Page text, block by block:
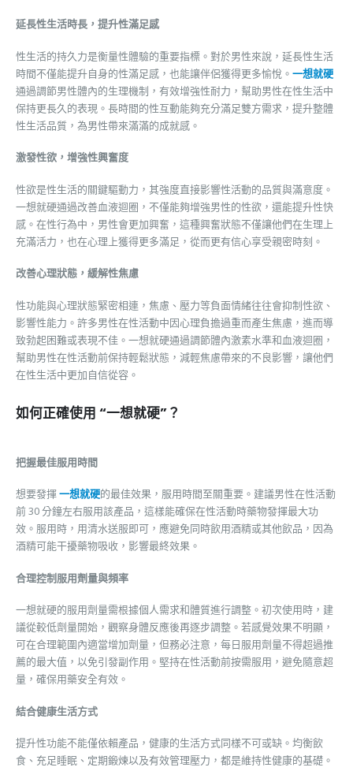
延長性生活時長，提升性滿足感
性生活的持久力是衡量性體驗的重要指標。對於男性來說，延長性生活
時間不僅能提升自身的性滿足感，也能讓伴侶獲得更多愉悅。 一想就硬
通過調節男性體內的生理機制，有效增強性耐力，幫助男性在性生活中
保持更長久的表現。長時間的性互動能夠充分滿足雙方需求，提升整體
性生活品質，為男性帶來滿滿的成就感。
激發性欲，增強性興奮度
性欲是性生活的關鍵驅動力，其強度直接影響性活動的品質與滿意度。
一想就硬通過改善血液迴圈，不僅能夠增強男性的性欲，還能提升性快
感。在性行為中，男性會更加興奮，這種興奮狀態不僅讓他們在生理上
充滿活力，也在心理上獲得更多滿足，從而更有信心享受親密時刻。
改善心理狀態，緩解性焦慮
性功能與心理狀態緊密相連，焦慮、壓力等負面情緒往往會抑制性欲、
影響性能力。許多男性在性活動中因心理負擔過重而產生焦慮，進而導
致勃起困難或表現不佳。一想就硬通過調節體內激素水準和血液迴圈，
幫助男性在性活動前保持輕鬆狀態，減輕焦慮帶來的不良影響，讓他們
在性生活中更加自信從容。
如何正確使用 “一想就硬”？
把握最佳服用時間
想要發揮一想就硬的最佳效果，服用時間至關重要。建議男性在性活動
前 30 分鐘左右服用該產品，這樣能確保在性活動時藥物發揮最大功
效。服用時，用清水送服即可，應避免同時飲用酒精或其他飲品，因為
酒精可能干擾藥物吸收，影響最終效果。
合理控制服用劑量與頻率
一想就硬的服用劑量需根據個人需求和體質進行調整。初次使用時，建
議從較低劑量開始，觀察身體反應後再逐步調整。若感覺效果不明顯，
可在合理範圍內適當增加劑量，但務必注意，每日服用劑量不得超過推
薦的最大值，以免引發副作用。堅持在性活動前按需服用，避免隨意超
量，確保用藥安全有效。
結合健康生活方式
提升性功能不能僅依賴產品，健康的生活方式同樣不可或缺。均衡飲
食、充足睡眠、定期鍛煉以及有效管理壓力，都是維持性健康的基礎。